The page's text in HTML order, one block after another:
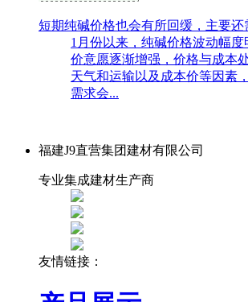
短期纯碱价格也会有所回缓，主要还
1月份以来，纯碱价格波动幅
价意愿逐渐增强，价格与成本
天气和运输以及成本价等因素
需求会...
福建J9直营集团建材有限公司
专业集成建材生产商
友情链接：